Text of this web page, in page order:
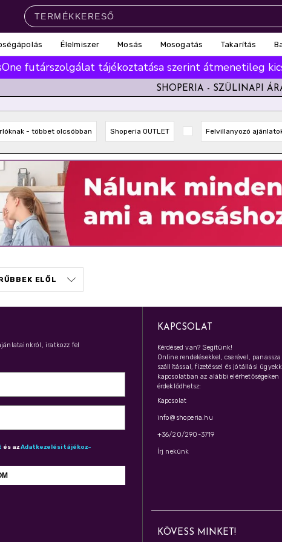
Élelmiszer Mosás Mosogatás Takarítás
futárszolgálat tájékoztatása szerint átmenetileg
SHOPERIA - SZÜLINAPI
- többet olcsóbban Shoperia OUTLET Felvillanyozó
iratkozz fel
és azAdat­ke­ze­lé­si tá­jé­koz­
KAPCSOLAT
Kérdésed van? Segítünk!
Online rendelésekkel, cserével, panasszal,
szállítással, fizetéssel és jótállási
kapcsolatban az alábbi elérhetőségeken
érdeklődhetsz:
Kapcsolat
info@shoperia.hu
+36/20/290-3719
Írj nekünk
KÖVESS MINKET!